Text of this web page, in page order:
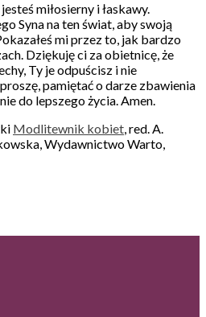
miłosierny i łaskawy.
Syna na ten świat, aby swoją
mi przez to, jak bardzo
Dziękuję ci za obietnicę, że
Ty je odpuścisz i nie
pamiętać o darze zbawienia
do lepszego życia. Amen.
Modlitewnik kobiet, red. A.
Wydawnictwo Warto,